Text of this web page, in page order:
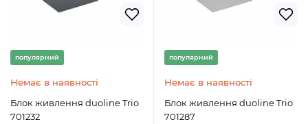
популярний
Немає в наявності
Блок живлення duoline Trio
701232
популярний
Немає в наявності
Блок живлення duoline Trio
701287